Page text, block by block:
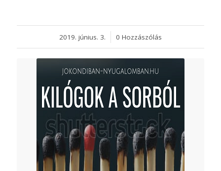
2019. június. 3.
/ 0 Hozzászólás